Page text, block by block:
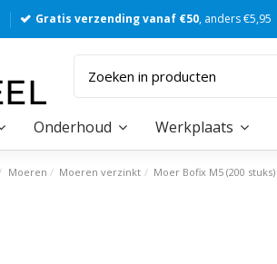
Gratis verzending vanaf €50, anders €5,95
Onderhoud Werkplaats
Moeren Moeren verzinkt Moer Bofix M5 (200 stuks)